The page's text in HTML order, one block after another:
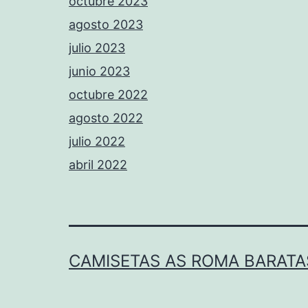
agosto 2023
julio 2023
junio 2023
octubre 2022
agosto 2022
julio 2022
abril 2022
CAMISETAS AS ROMA